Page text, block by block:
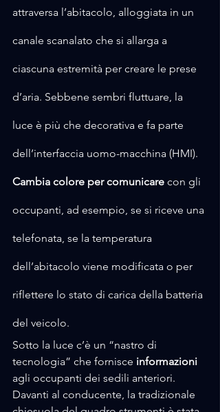
attraversa l’abitacolo, alloggiata in un
canale scanalato che si allarga a
ciascuna estremità per creare le prese
d’aria. Sebbene sembri fluttuare, la
luce è più che decorativa e fa parte
dell’interfaccia uomo-macchina (HMI).
Cambia colore per comunicare con gli
occupanti, ad esempio, se si riceve una
telefonata, se la temperatura
dell’abitacolo viene modificata o per
riflettere lo stato di carica della batteria
del veicolo.
Sotto la luce c’è un “nastro di
tecnologia” che fornisce informazioni
agli occupanti dei sedili anteriori.
Davanti al conducente, la tradizionale